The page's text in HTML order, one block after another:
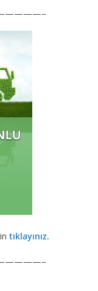
tıklayınız.